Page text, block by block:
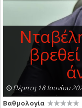
Πέμπτη 18 Ιουνίου
Βαθμολογία